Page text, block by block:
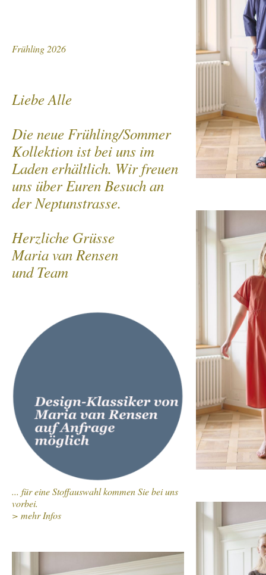
Frühling 2026
Liebe Alle
Die neue Frühling/Sommer
Kollektion ist bei uns im
Laden erhältlich. Wir freuen
uns über Euren Besuch an
der Neptunstrasse.
Herzliche Grüsse
Maria van Rensen
und Team
... für eine Stoffauswahl kommen Sie bei uns
vorbei.
> mehr Infos